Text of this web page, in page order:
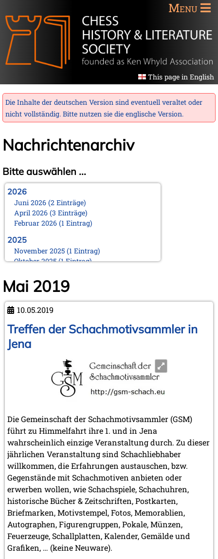
Menu
This page in English
Die Inhalte der deutschen Version sind eventuell veraltet oder
nicht vollständig. Bitte nutzen sie die englische Version.
Nachrichtenarchiv
Bitte auswählen ...
2026
Juni 2026 (2 Einträge)
April 2026 (3 Einträge)
Februar 2026 (1 Eintrag)
2025
November 2025 (1 Eintrag)
Oktober 2025 (1 Eintrag)
Juni 2025 (1 Eintrag)
März 2025 (1 Eintrag)
Februar 2025 (1 Eintrag)
Januar 2025 (1 Eintrag)
2024
November 2024 (1 Eintrag)
Oktober 2024 (1 Eintrag)
August 2024 (2 Einträge)
Februar 2024 (2 Einträge)
Januar 2024 (1 Eintrag)
August 2023 (1 Eintrag)
April 2023 (1 Eintrag)
März 2023 (1 Eintrag)
Februar 2023 (2 Einträge)
2022
November 2022 (2 Einträge)
Oktober 2022 (1 Eintrag)
September 2022 (1 Eintrag)
Mai 2022 (1 Eintrag)
März 2022 (1 Eintrag)
2021
Dezember 2021 (1 Eintrag)
Mai 2019
10.05.2019
Treffen der Schachmotivsammler in
Jena
Die Gemeinschaft der Schachmotivsammler (GSM)
führt zu Himmelfahrt ihre 1. und in Jena
wahrscheinlich einzige Veranstaltung durch. Zu dieser
jährlichen Veranstaltung sind Schachliebhaber
willkommen, die Erfahrungen austauschen, bzw.
Gegenstände mit Schachmotiven anbieten oder
erwerben wollen, wie Schachspiele, Schachuhren,
historische Bücher & Zeitschriften, Postkarten,
Briefmarken, Motivstempel, Fotos, Memorablien,
Autographen, Figurengruppen, Pokale, Münzen,
Feuerzeuge, Schallplatten, Kalender, Gemälde und
Grafiken, … (keine Neuware).